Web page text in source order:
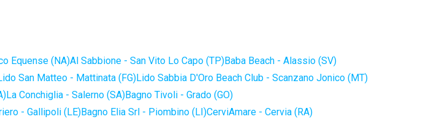
Equense (NA)Al Sabbione - San Vito Lo Capo (TP)Baba Beach - Alassio (SV)
San Matteo - Mattinata (FG)Lido Sabbia D'Oro Beach Club - Scanzano Jonico (MT)
La Conchiglia - Salerno (SA)Bagno Tivoli - Grado (GO)
- Gallipoli (LE)Bagno Elia Srl - Piombino (LI)CerviAmare - Cervia (RA)